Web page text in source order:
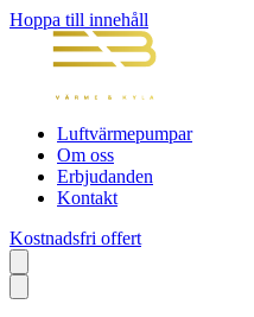
Hoppa till innehåll
Luftvärmepumpar
Om oss
Erbjudanden
Kontakt
Kostnadsfri offert